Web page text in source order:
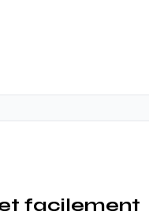
facilement